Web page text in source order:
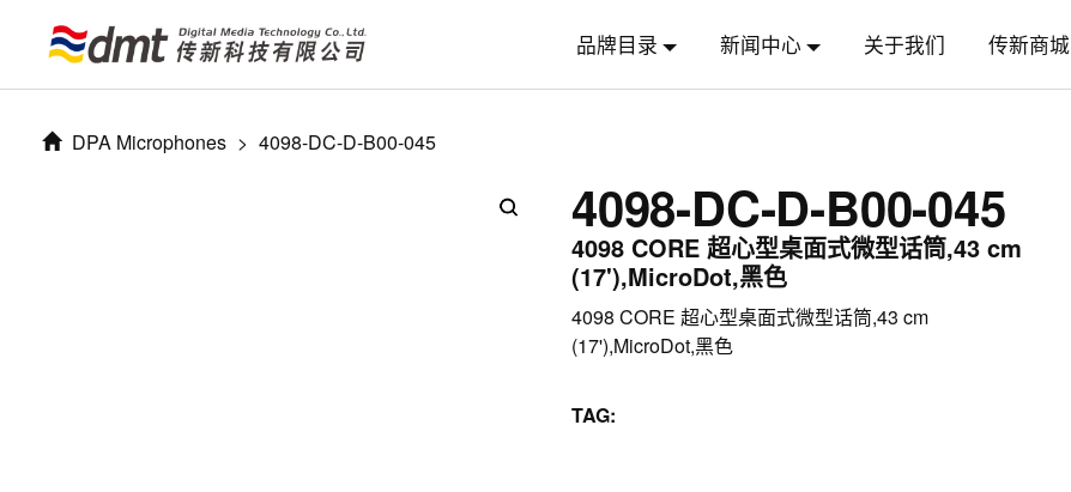
品牌目录 新闻中心 关于我们 传新商城
DPA Microphones > 4098-DC-D-B00-045
4098-DC-D-B00-045
4098 CORE 超心型桌面式微型话筒,43 cm
(17'),MicroDot,黑色
4098 CORE 超心型桌面式微型话筒,43 cm
(17'),MicroDot,黑色
TAG: